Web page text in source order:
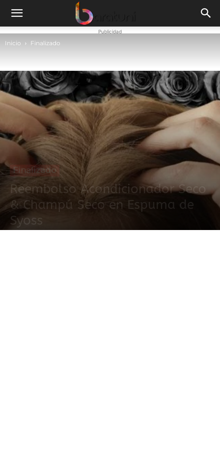
Publicidad
Inicio Finalizado
Finalizado
Reembolso Acondicionador Seco
& Champú Seco en Espuma de
Syoss